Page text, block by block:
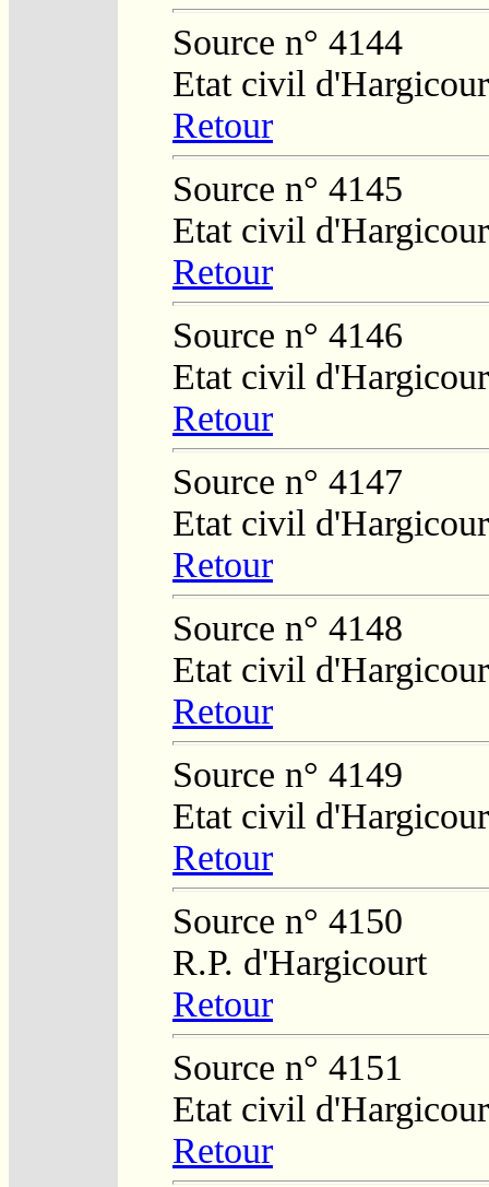
Source n° 4144
Etat civil
Retour
Source n° 4145
Etat civil
Retour
Source n° 4146
Etat civil
Retour
Source n° 4147
Etat civil
Retour
Source n° 4148
Etat civil
Retour
Source n° 4149
Etat civil
Retour
Source n° 4150
R.P. d'Hargicourt
Retour
Source n° 4151
Etat civil
Retour